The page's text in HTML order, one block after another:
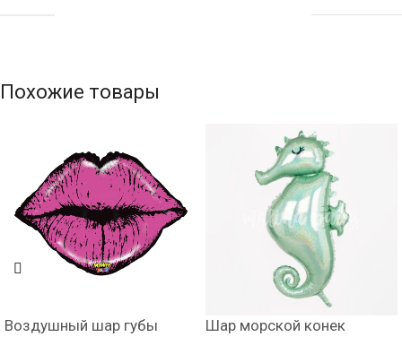
Похожие товары
Воздушный шар губы
Шар морской конек